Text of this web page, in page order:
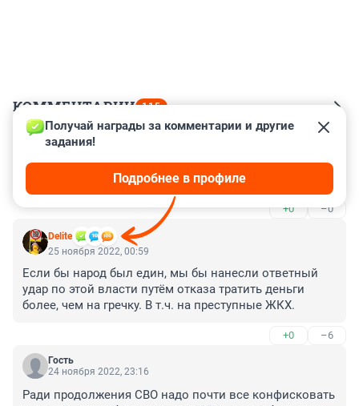
КОММЕНТАРИИ 115
Гость
Только конфискация спасёт ситуацию
+0 –0
Delite
Получай награды за комментарии и другие
задания!
Подробнее в профиле
25 ноября 2022, 00:59
Если бы народ был един, мы бы нанесли ответный
удар по этой власти путём отказа тратить деньги
более, чем на гречку. В т.ч. на преступные ЖКХ.
+0 –6
Гость
24 ноября 2022, 23:16
Ради продолжения СВО надо почти все конфисковать